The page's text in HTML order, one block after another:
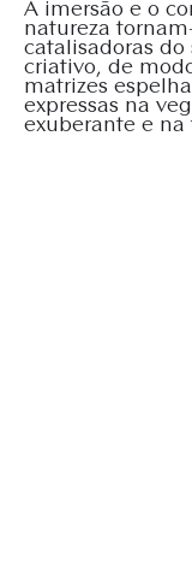
A imersão e o
natureza
catalisadoras do
criativo, de
matrizes
expressas na
exuberante e na